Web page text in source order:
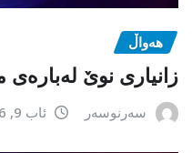
هەواڵ
زانیاری نوێ
سەرنوسەر ئاب 9, 2026